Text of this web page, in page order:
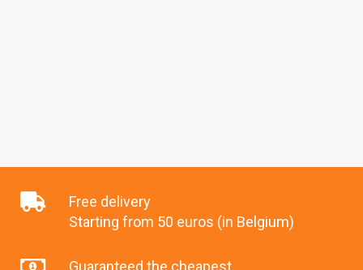
Free delivery
Starting from 50 euros (in Belgium)
Guaranteed the cheapest